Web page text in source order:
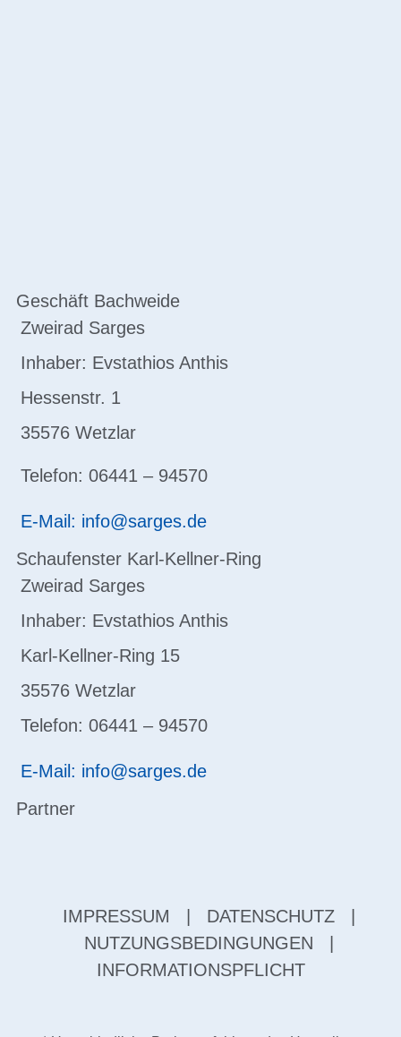
Geschäft Bachweide
Zweirad Sarges
Inhaber: Evstathios Anthis
Hessenstr. 1
35576 Wetzlar
Telefon: 06441 – 94570
E-Mail: info@sarges.de
Schaufenster Karl-Kellner-Ring
Zweirad Sarges
Inhaber: Evstathios Anthis
Karl-Kellner-Ring 15
35576 Wetzlar
Telefon: 06441 – 94570
E-Mail: info@sarges.de
Partner
IMPRESSUM DATENSCHUTZ
NUTZUNGSBEDINGUNGEN
INFORMATIONSPFLICHT